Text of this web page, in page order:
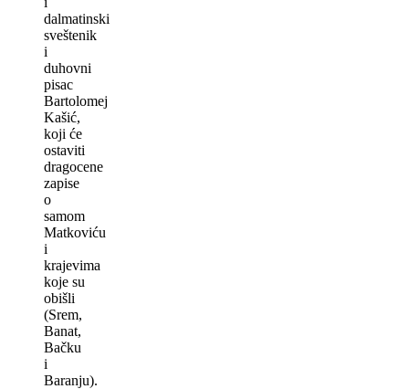
dalmatinski
sveštenik
i
duhovni
pisac
Bartolomej
Kašić,
koji će
ostaviti
dragocene
zapise
o
samom
Matkoviću
i
krajevima
koje su
obišli
(Srem,
Banat,
Bačku
i
Baranju).